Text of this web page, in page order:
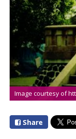
Image courtesy of
Share